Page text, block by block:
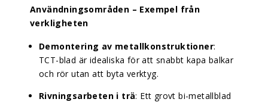
Användningsområden – Exempel från
verkligheten
Demontering av metallkonstruktioner:
TCT-blad är idealiska för att snabbt kapa balkar
och rör utan att byta verktyg.
Rivningsarbeten i trä: Ett grovt bi-metallblad